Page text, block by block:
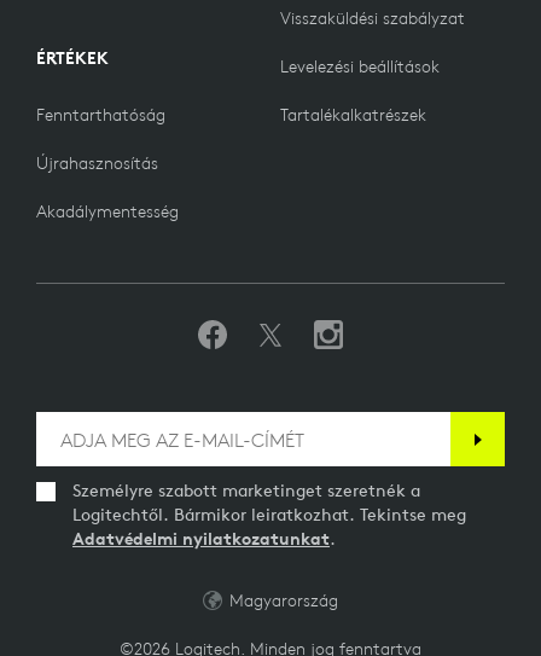
ÉRTÉKEK
Fenntarthatóság
Újrahasznosítás
Akadálymentesség
Visszaküldési szabályzat
Levelezési beállítások
Tartalékalkatrészek
Személyre szabott marketinget szeretnék a
Logitechtől. Bármikor leiratkozhat. Tekintse meg
Adatvédelmi nyilatkozatunkat.
©2026 Logitech. Minden jog fenntartva
Magyarország